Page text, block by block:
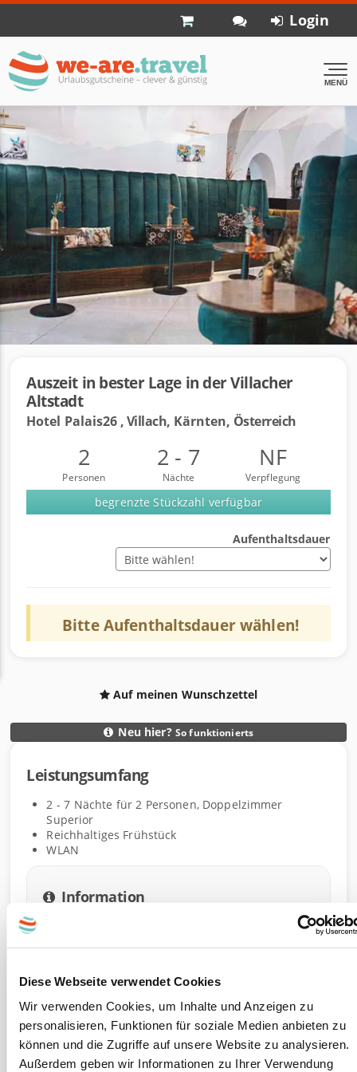
Diese Webseite verwendet Cookies
Wir verwenden Cookies, um Inhalte und Anzeigen zu
personalisieren, Funktionen für soziale Medien anbieten zu
können und die Zugriffe auf unsere Website zu analysieren.
Außerdem geben wir Informationen zu Ihrer Verwendung
Login
MENÜ
Auszeit in bester Lage in der Villacher
Altstadt
Hotel Palais26 , Villach, Kärnten, Österreich
2
Personen
2 - 7
Nächte
NF
Verpflegung
begrenzte Stückzahl verfügbar
Aufenthaltsdauer
BitteAufenthaltsdauerwählen!
Auf meinen Wunschzettel
Neu hier? So funktionierts
L
e
s
s
u
f
a
n
g
Leistungsumfang
2 - 7 Nächte für2 Personen, Doppelzimmer
Superior
Reichhaltiges Frühstück
WLAN
Information
Dieser Gutschein ist einlösbar 2 Jahre ab Kauf.
Silvester
Bei der Reservierungsanfrage bzw. Buchung
muss die Gutscheinnummer bekannt gegeben
werden. Bitte beachten Sie die Öffnungszeiten
und Bestimmungen für Gutscheinbuchungen.